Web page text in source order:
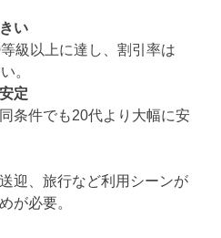
い
級以上に達し、割引率は
。
定
条件でも20代より大幅に安
迎、旅行など利用シーンが
が必要。